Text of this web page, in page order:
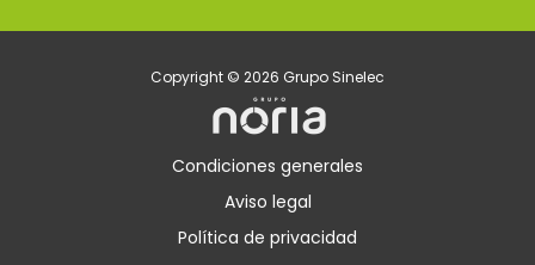
Copyright © 2026 Grupo Sinelec
Condiciones generales
Aviso legal
Política de privacidad